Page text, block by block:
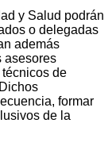
y Salud podrán
o delegadas
además
asesores
de
formar
de la